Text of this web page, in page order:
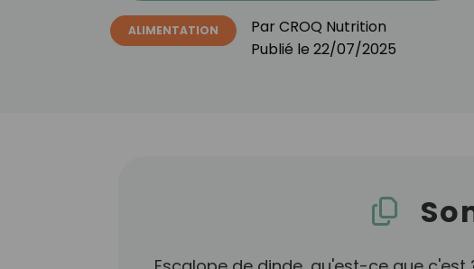
ALIMENTATION ParCROQ Nutrition
Publié le 22/07/2025